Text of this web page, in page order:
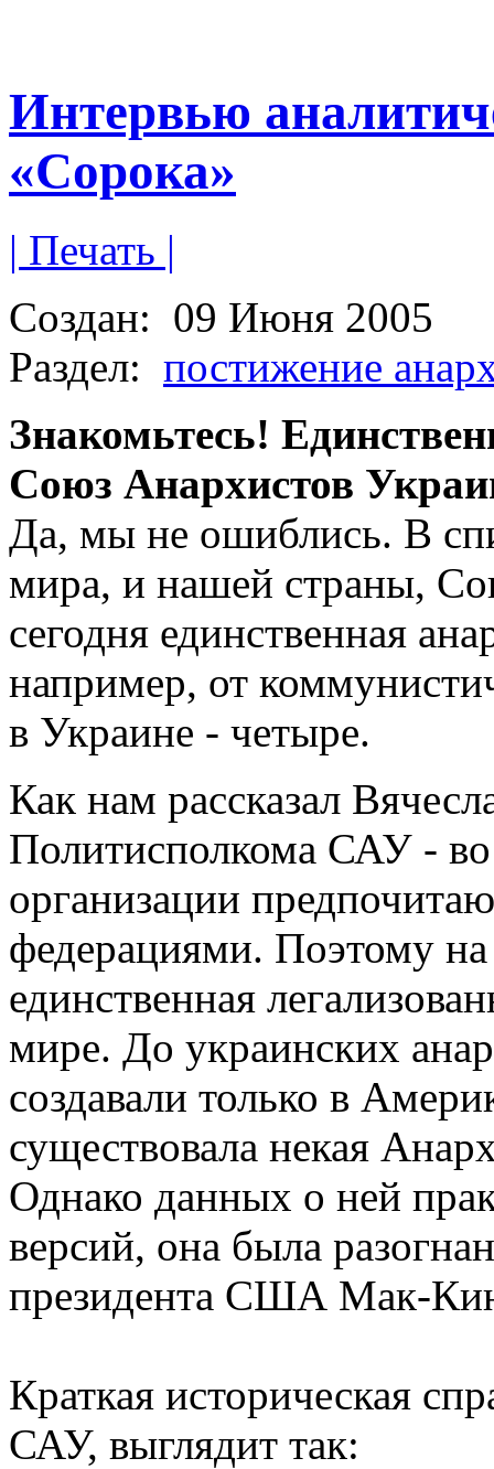
Интервью
«Сорока»
| Печать |
Создан: 09 Июня 2005
Раздел: постижение
Знакомьтесь!
Союз Анархистов
Да, мы не ошиблись. В
мира, и нашей страны,
сегодня единственная
например, от
в Украине - четыре.
Как нам рассказал
Политисполкома САУ -
организации
федерациями. Поэтому
единственная
мире. До украинских
создавали только в
существовала некая
Однако данных о ней
версий, она была
президента США Мак-
Краткая историческая
САУ, выглядит так: